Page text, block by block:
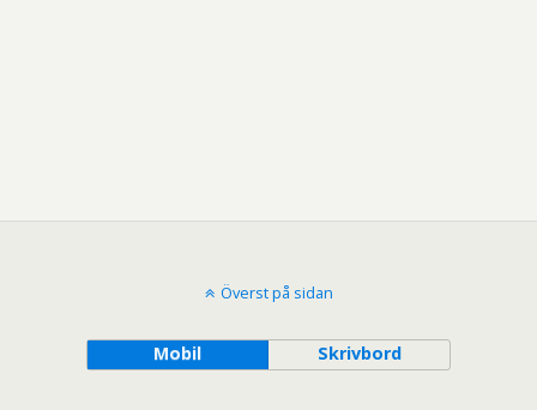
Överst på sidan
Mobil Skrivbord